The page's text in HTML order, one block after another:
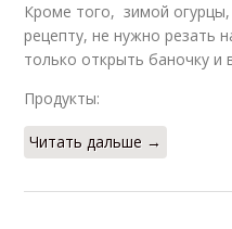
Кроме того, зимой
рецепту, не нужно резать
только открыть баночку и
Продукты:
Читать дальше →